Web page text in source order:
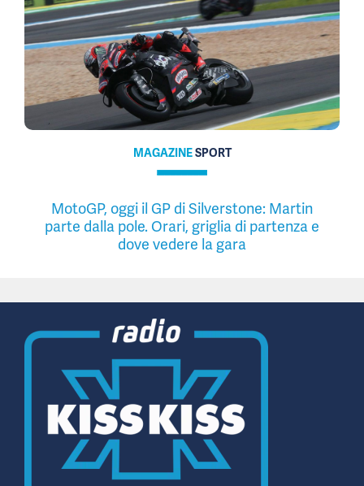
MAGAZINESPORT
MotoGP, oggi il GP di Silverstone: Martin
parte dalla pole. Orari, griglia di partenza e
dove vedere la gara